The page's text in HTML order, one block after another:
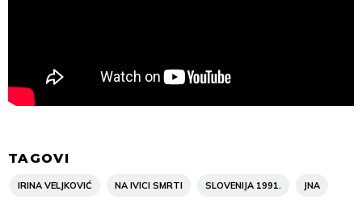
TAGOVI
IRINA VELJKOVIĆ NA IVICI SMRTI SLOVENIJA 1991. JNA